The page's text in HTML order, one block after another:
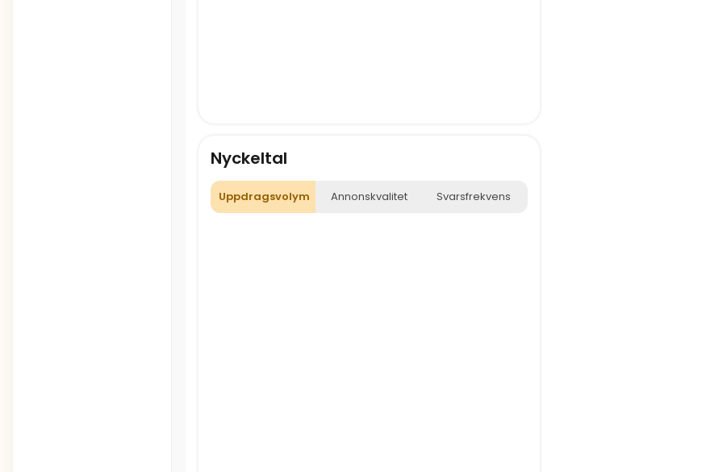
Nyckeltal
Uppdragsvolym Annonskvalitet Svarsfrekvens